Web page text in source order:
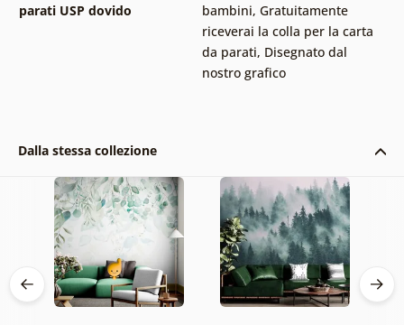
parati USP dovido
bambini, Gratuitamente
riceverai la colla per la carta
da parati, Disegnato dal
nostro grafico
Dalla stessa collezione